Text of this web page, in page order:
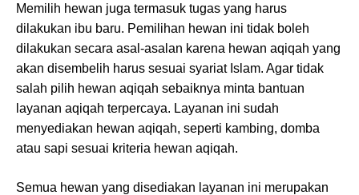
Memilih hewan juga termasuk tugas yang harus
dilakukan ibu baru. Pemilihan hewan ini tidak boleh
dilakukan secara asal-asalan karena hewan aqiqah yang
akan disembelih harus sesuai syariat Islam. Agar tidak
salah pilih hewan aqiqah sebaiknya minta bantuan
layanan aqiqah terpercaya. Layanan ini sudah
menyediakan hewan aqiqah, seperti kambing, domba
atau sapi sesuai kriteria hewan aqiqah.
Semua hewan yang disediakan layanan ini merupakan